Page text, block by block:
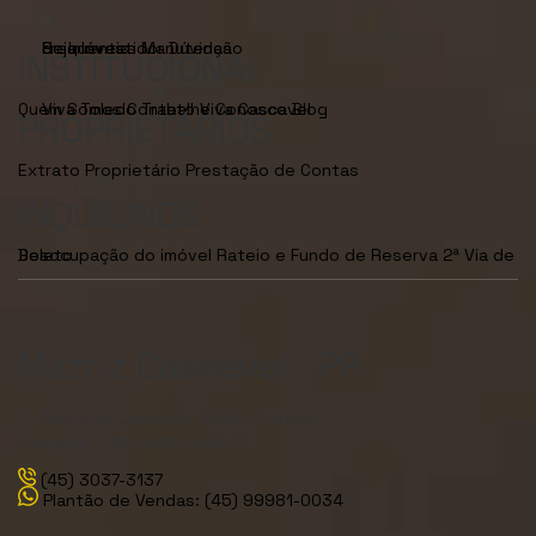
Seja Investidor
Dúvidas Frequentes
Manutenção de Imóveis
INSTITUCIONAL
Quem Somos Contato Viva Cascavel
Viva Toledo Trabalhe Conosco Blog
PROPRIETÁRIOS
Extrato Proprietário Prestação de Contas
Desocupação do imóvel Rateio e Fundo de Reserva
2ª Via de Boleto
(45) 3037-3137
Plantão de Vendas: (45) 99981-0034